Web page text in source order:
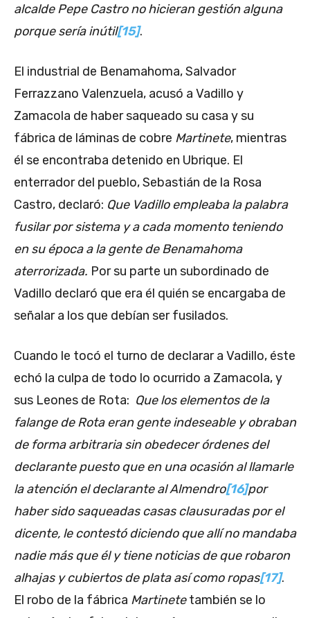
alcalde Pepe Castro no hicieran gestión alguna
porque sería inútil[15].
El industrial de Benamahoma, Salvador
Ferrazzano Valenzuela, acusó a Vadillo y
Zamacola de haber saqueado su casa y su
fábrica de láminas de cobre Martinete, mientras
él se encontraba detenido en Ubrique. El
enterrador del pueblo, Sebastián de la Rosa
Castro, declaró: Que Vadillo empleaba la palabra
fusilar por sistema y a cada momento teniendo
en su época a la gente de Benamahoma
aterrorizada. Por su parte un subordinado de
Vadillo declaró que era él quién se encargaba de
señalar a los que debían ser fusilados.
Cuando le tocó el turno de declarar a Vadillo, éste
echó la culpa de todo lo ocurrido a Zamacola, y
sus Leones de Rota: Que los elementos de la
falange de Rota eran gente indeseable y obraban
de forma arbitraria sin obedecer órdenes del
declarante puesto que en una ocasión al llamarle
la atención el declarante al Almendro[16]por
haber sido saqueadas casas clausuradas por el
dicente, le contestó diciendo que allí no mandaba
nadie más que él y tiene noticias de que robaron
alhajas y cubiertos de plata así como ropas[17].
El robo de la fábrica Martinetetambién se lo